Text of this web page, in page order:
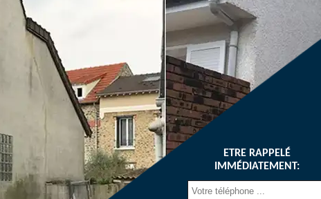
ETRE RAPPELÉ
IMMÉDIATEMENT: